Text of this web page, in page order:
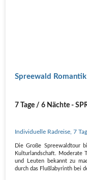
Spreewald
7 Tage / 6 Nächte -
Individuelle Radreise ,7
Die Große Spreewaldtour
Kulturlandschaft. Moderate
und Leuten bekannt zu
durch das Flußlabyrinth bei